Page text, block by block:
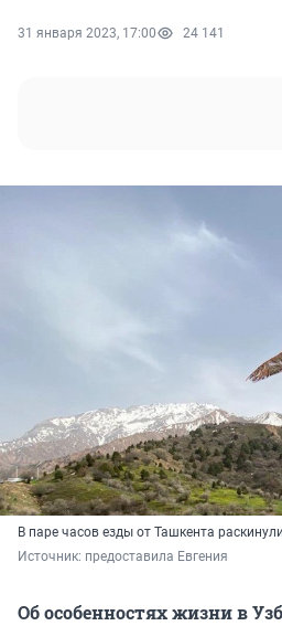
31 января 2023, 17:00 24 141
В паре часов езды от Ташкента
Источник: предоставила Евгения
Об особенностях жизни в